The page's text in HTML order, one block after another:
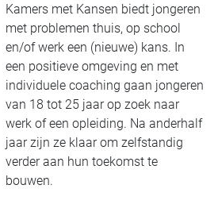
Kamers met Kansen biedt jongeren
met problemen thuis, op school
en/of werk een (nieuwe) kans. In
een positieve omgeving en met
individuele coaching gaan jongeren
van 18 tot 25 jaar op zoek naar
werk of een opleiding. Na anderhalf
jaar zijn ze klaar om zelfstandig
verder aan hun toekomst te
bouwen.